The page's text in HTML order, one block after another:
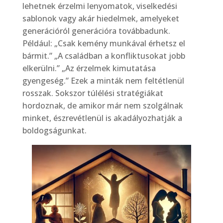
lehetnek érzelmi lenyomatok, viselkedési
sablonok vagy akár hiedelmek, amelyeket
generációról generációra továbbadunk.
Például: „Csak kemény munkával érhetsz el
bármit.” „A családban a konfliktusokat jobb
elkerülni.” „Az érzelmek kimutatása
gyengeség.” Ezek a minták nem feltétlenül
rosszak. Sokszor túlélési stratégiákat
hordoznak, de amikor már nem szolgálnak
minket, észrevétlenül is akadályozhatják a
boldogságunkat.